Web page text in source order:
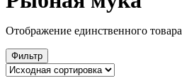
Отображение единственного товара
Фильтр